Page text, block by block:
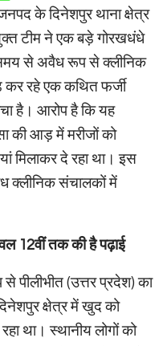
के दिनेशपुर थाना क्षेत्र
टीम ने एक बड़े गोरखधंधे
समय से अवैध रूप से क्लीनिक
कर रहे एक कथित फर्जी
है। आरोप है कि यह
की आड़ में मरीजों को
मिलाकर दे रहा था। इस
क्लीनिक संचालकों में
12वीं तक की है पढ़ाई
पीलीभीत (उत्तर प्रदेश) का
क्षेत्र में खुद को
था। स्थानीय लोगों को